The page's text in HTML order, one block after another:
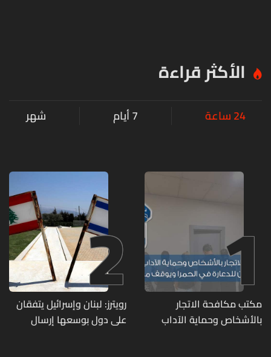
الأكثر قراءة
24 ساعة 7 أيام شهر
1
مكتب مكافحة الاتجار
بالأشخاص وحماية الآداب
2
رويترز: لبنان وإسرائيل يتفقان
على دول بوسعها إرسال